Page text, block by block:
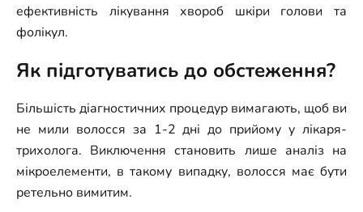
ефективність лікування хвороб шкіри голови та
фолікул.
Як підготуватись до обстеження?
Більшість діагностичних процедур вимагають, щоб ви
не мили волосся за 1-2 дні до прийому у лікаря-
трихолога. Виключення становить лише аналіз на
мікроелементи, в такому випадку, волосся має бути
ретельно вимитим.